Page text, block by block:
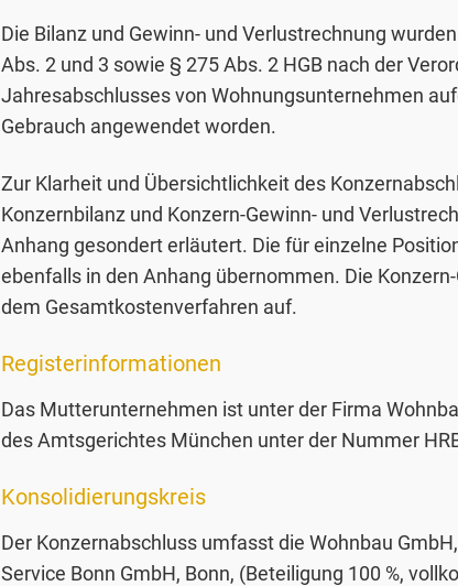
Die Bilanz und Gewinn- und Verlustrechnung
Abs. 2 und 3 sowie § 275 Abs. 2 HGB nach der
Jahresabschlusses von Wohnungsunternehmen
Gebrauch angewendet worden.
Zur Klarheit und Übersichtlichkeit des
Konzernbilanz und Konzern-Gewinn- und
Anhang gesondert erläutert. Die für einzelne
ebenfalls in den Anhang übernommen. Die
dem Gesamtkostenverfahren auf.
Registerinformationen
Das Mutterunternehmen ist unter der Firma
des Amtsgerichtes München unter der Nummer
Konsolidierungskreis
Der Konzernabschluss umfasst die Wohnbau
Service Bonn GmbH, Bonn, (Beteiligung 100 %,